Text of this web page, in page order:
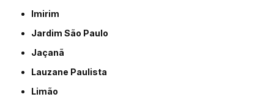
Imirim
Jardim São Paulo
Jaçanã
Lauzane Paulista
Limão